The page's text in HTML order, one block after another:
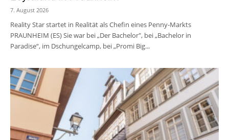
7. August 2026
Reality Star startet in Realität als Chefin eines Penny-Markts
PRAUNHEIM (ES) Sie war bei „Der Bachelor", bei „Bachelor in
Paradise“, im Dschungelcamp, bei „Promi Big...